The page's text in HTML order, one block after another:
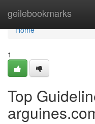
geilebookmarks
Home
Home
1
Top